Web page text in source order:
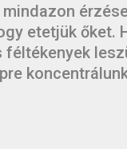
etetjük őket.
féltékenyek